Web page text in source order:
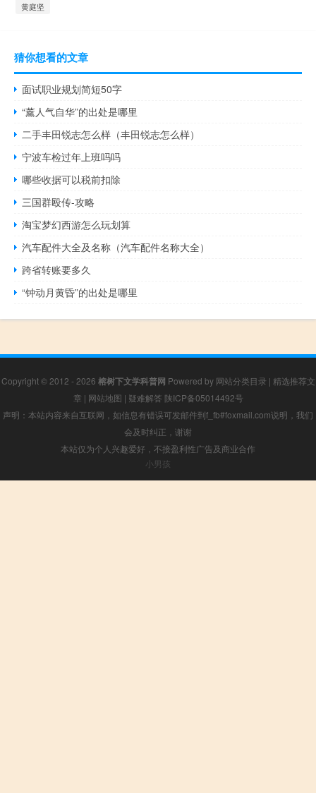
黄庭坚
猜你想看的文章
面试职业规划简短50字
“薰人气自华”的出处是哪里
二手丰田锐志怎么样（丰田锐志怎么样）
宁波车检过年上班吗吗
哪些收据可以税前扣除
三国群殴传-攻略
淘宝梦幻西游怎么玩划算
汽车配件大全及名称（汽车配件名称大全）
跨省转账要多久
“钟动月黄昏”的出处是哪里
Copyright © 2012 - 2026 榕树下文学科普网 Powered by 网站分类目录 | 精选推荐文
章 | 网站地图 | 疑难解答 陕ICP备05014492号
声明：本站内容来自互联网，如信息有错误可发邮件到f_fb#foxmail.com说明，我们
会及时纠正，谢谢
本站仅为个人兴趣爱好，不接盈利性广告及商业合作
小男孩